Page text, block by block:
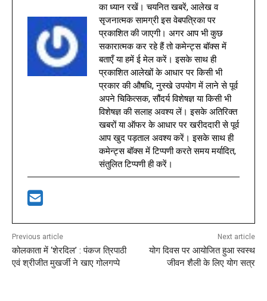
का ध्यान रखें। चयनित खबरें, आलेख व
सृजनात्मक सामग्री इस वेबपत्रिका पर
प्रकाशित की जाएगी। अगर आप भी कुछ
सकारात्मक कर रहे हैं तो कमेन्ट्स बॉक्स में
बताएँ या हमें ई मेल करें। इसके साथ ही
प्रकाशित आलेखों के आधार पर किसी भी
प्रकार की औषधि, नुस्खे उपयोग में लाने से पूर्व
अपने चिकित्सक, सौंदर्य विशेषज्ञ या किसी भी
विशेषज्ञ की सलाह अवश्य लें। इसके अतिरिक्त
खबरों या ऑफर के आधार पर खरीददारी से पूर्व
आप खुद पड़ताल अवश्य करें। इसके साथ ही
कमेन्ट्स बॉक्स में टिप्पणी करते समय मर्यादित,
संतुलित टिप्पणी ही करें।
Previous article
कोलकाता में ‘शेरदिल’ : पंकज त्रिपाठी
एवं श्रीजीत मुखर्जी ने खाए गोलगप्पे
Next article
योग दिवस पर आयोजित हुआ स्वस्थ
जीवन शैली के लिए योग सत्र